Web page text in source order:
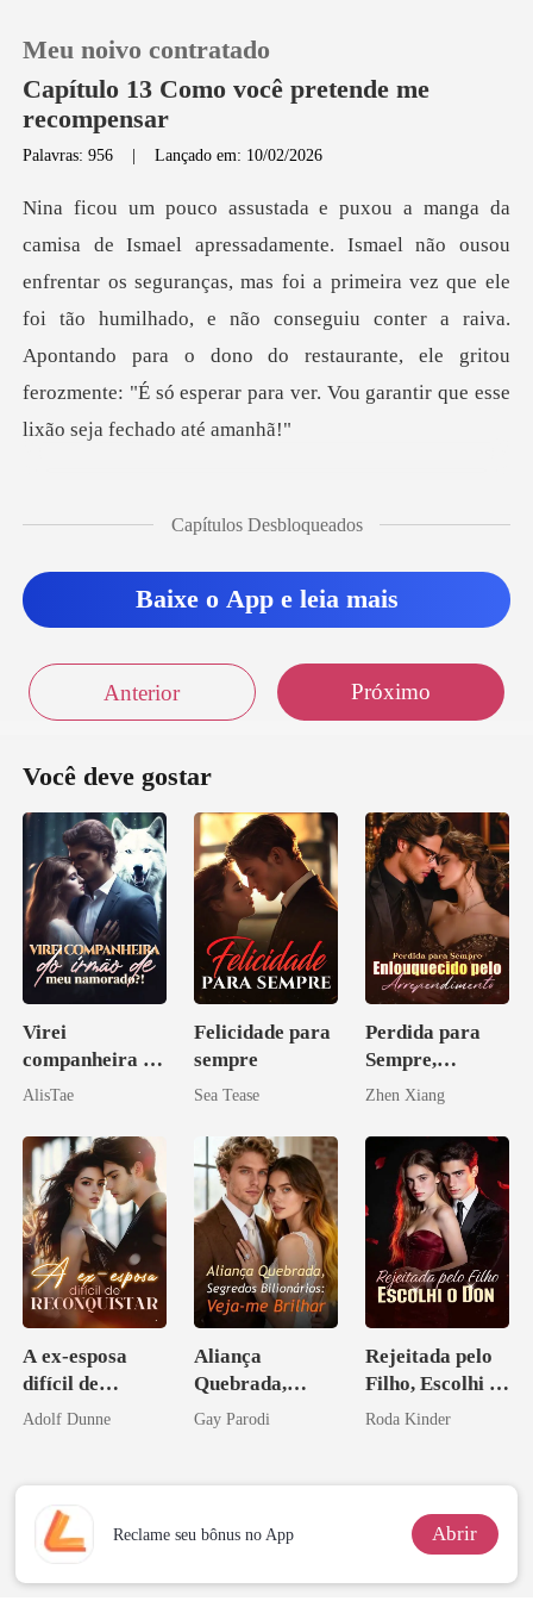
Loja
Histórico
Sair
Meu noivo contratado
Capítulo 13 Como você pretende me
recompensar
Palavras: 956 |Lançado em: 10/02/2026
guranças, mas foi a primeira vez que ele
foi tão humilhado, e não conseguiu conter a raiva.
Apontando para o dono
Capítulos Desbloqueados
Baixe o App e leia mais
Anterior Próximo
Você deve gostar
Virei
companheira do
irmão de meu
AlisTae
Felicidade para
sempre
Sea Tease
Perdida para
Sempre,
Enlouquecido
Arrependiment
o
Zhen Xiang
A ex-esposa
difícil de
reconquistar
Adolf Dunne
Aliança
Quebrada,
Segredos
Gay Parodi
Rejeitada pelo
Filho, Escolhi o
Don
Roda Kinder
Reclame seu bônus no App Abrir